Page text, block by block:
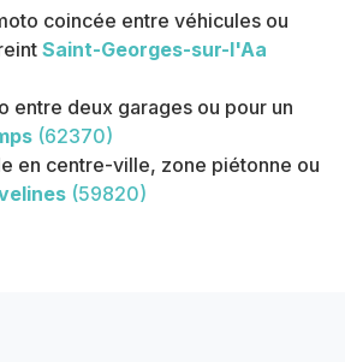
coincée entre véhicules ou
Saint-Georges-sur-l'Aa
entre deux garages ou pour un
(62370)
en centre-ville, zone piétonne ou
(59820)